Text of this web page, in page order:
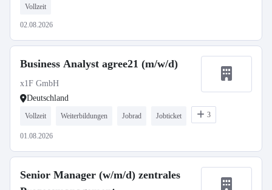
Vollzeit
02.08.2026
Business Analyst agree21 (m/w/d)
x1F GmbH
Deutschland
Vollzeit Weiterbildungen Jobrad Jobticket 3
01.08.2026
Senior Manager (w/m/d) zentrales